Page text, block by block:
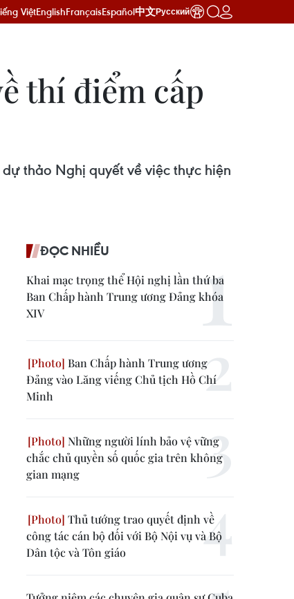
ViệtEnglishFrançaisEspañol中文Русский
thí điểm cấp
thảo Nghị quyết về việc thực hiện
ĐỌC NHIỀU
Khai mạc trọng thể Hội nghị lần thứ ba
Ban Chấp hành Trung ương Đảng khóa
XIV
Ban Chấp hành Trung ương
Đảng vào Lăng viếng Chủ tịch Hồ Chí
Minh
Những người lính bảo vệ vững
chắc chủ quyền số quốc gia trên không
gian mạng
Thủ tướng trao quyết định về
công tác cán bộ đối với Bộ Nội vụ và Bộ
Dân tộc và Tôn giáo